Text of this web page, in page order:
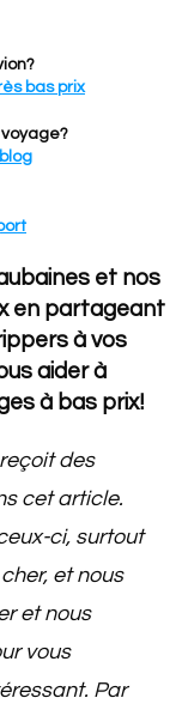
bas prix
et nos
en partageant
à vos
aider à
à bas prix!
des
cet article.
ci, surtout
et nous
et nous
vous
Par